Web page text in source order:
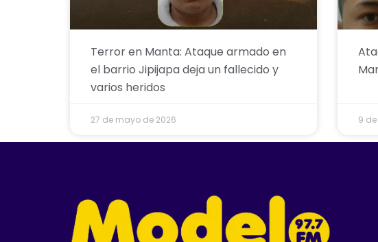
Terror en Manta: Ataque armado en
el barrio Jipijapa deja un fallecido y
varios heridos
27 de mayo de 2026 9